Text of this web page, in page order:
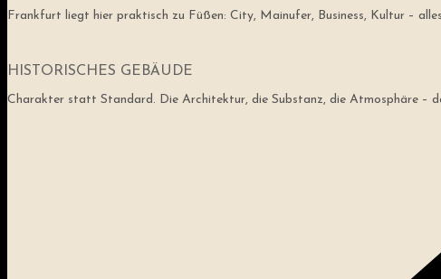
Frankfurt liegt hier praktisch zu Füßen: City, Mainufer, Business, Kultur –
HISTORISCHES GEBÄUDE
Charakter statt Standard. Die Architektur, die Substanz, die Atmosphäre –